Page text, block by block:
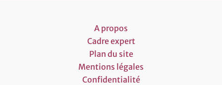
A propos
Cadre expert
Plan du site
Mentions légales
Confidentialité